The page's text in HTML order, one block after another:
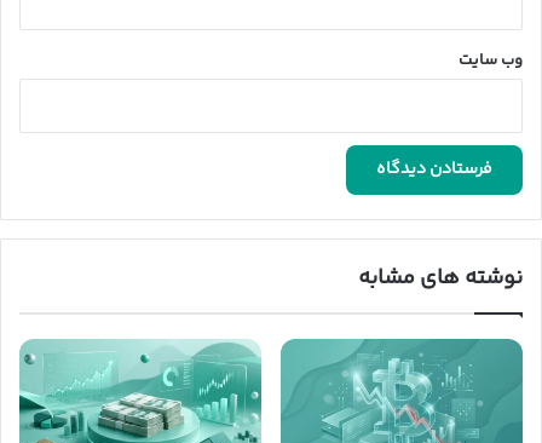
وب‌ سایت
نوشته های مشابه